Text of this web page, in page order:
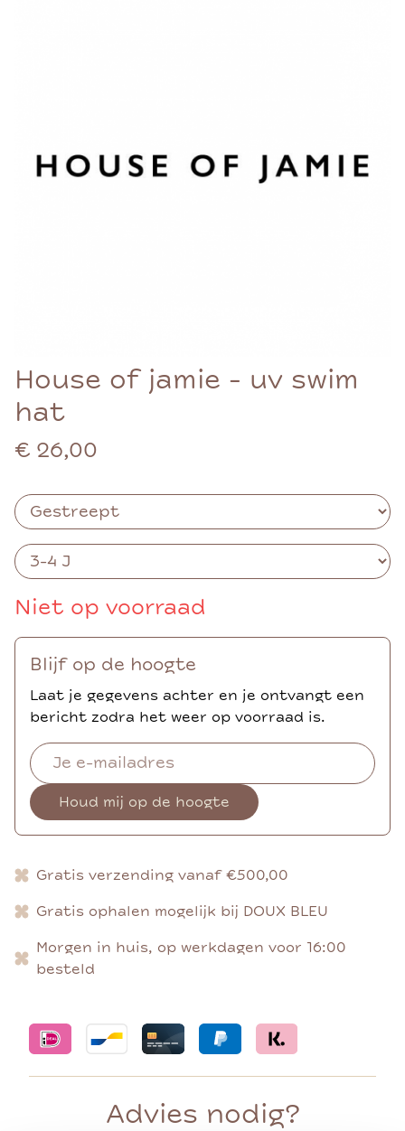
House of jamie - uv swim
hat
€ 26,00
Niet op voorraad
Blijf op de hoogte
Laat je gegevens achter en je ontvangt een
bericht zodra het weer op voorraad is.
Houd mij op de hoogte
Gratis verzending vanaf €500,00
Gratis ophalen mogelijk bij DOUX BLEU
Morgen in huis, op werkdagen voor 16:00
besteld
Advies nodig?